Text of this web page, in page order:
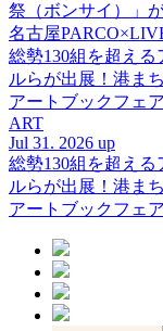
祭（ボンサイ）」が
名古屋
総勢130組を超え
ルらが出展！港ま
アートブックフェ
ART
Jul 31. 2026 up
総勢130組を超え
ルらが出展！港ま
アートブックフェ